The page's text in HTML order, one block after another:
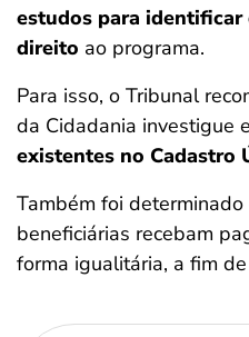
estudos para
direito ao programa.
Para isso, o Tribunal
da Cidadania investigue
existentes no Cadastro
Também foi
beneficiárias recebam
forma igualitária, a fim